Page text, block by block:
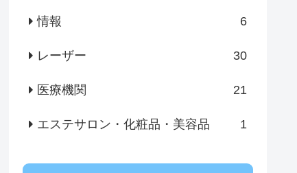
情報 6
レーザー 30
医療機関 21
エステサロン・化粧品・美容品 1